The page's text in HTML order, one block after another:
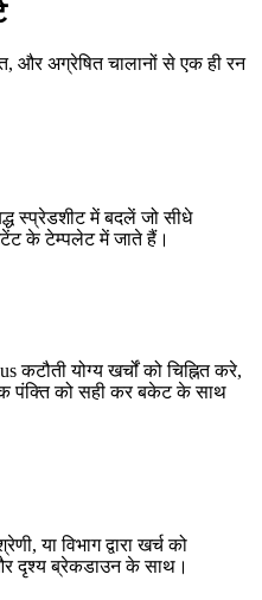
और अग्रेषित चालानों से एक ही रन
स्प्रेडशीट में बदलें जो सीधे
के टेम्पलेट में जाते हैं।
योग्य खर्चों को चिह्नित करे,
पंक्ति को सही कर बकेट के साथ
या विभाग द्वारा खर्च को
दृश्य ब्रेकडाउन के साथ।